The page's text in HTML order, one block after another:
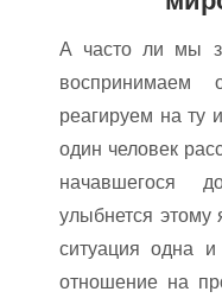
А часто ли мы
реагируем на ту
один человек
начавшегося
улыбнется этому
ситуация одна
отношение на